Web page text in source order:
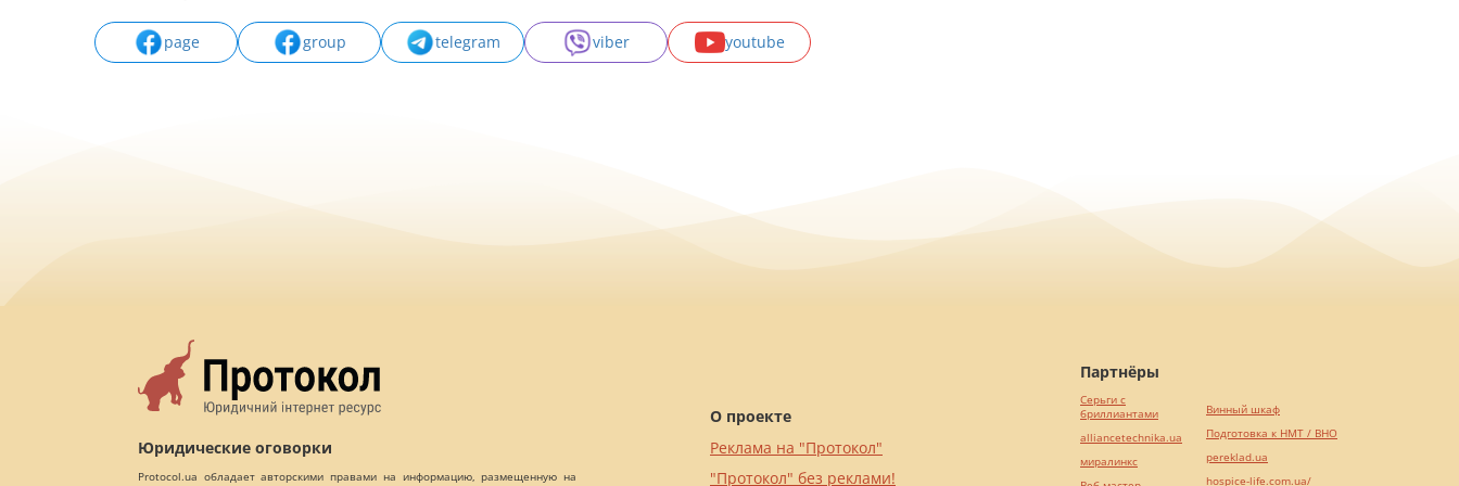
page group telegram viber youtube
Юридические оговорки
Protocol.ua обладает авторскими правами на информацию, размещенную на
О проекте
Реклама на "Протокол"
"Протокол" без реклами!
Партнёры
Серьги с
бриллиантами
alliancetechnika.ua
миралинкс
Винный шкаф
Подготовка к НМТ / ВНО
pereklad.ua
hospice-life.com.ua/